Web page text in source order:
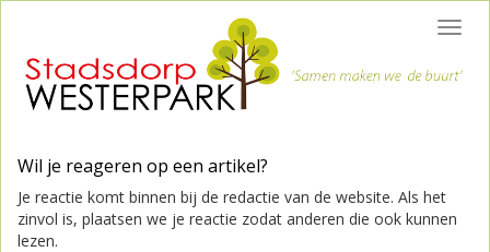
Wil je reageren op een artikel?
Je reactie komt binnen bij de redactie van de website. Als het
zinvol is, plaatsen we je reactie zodat anderen die ook kunnen
lezen.